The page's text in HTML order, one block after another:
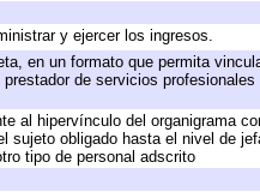
y ejercer los ingresos.
en un formato que permita
de servicios
al hipervínculo del organigrama
sujeto obligado hasta el nivel de
tipo de personal adscrito